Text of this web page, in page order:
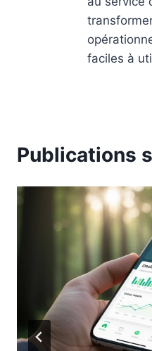
faciles à
Publications